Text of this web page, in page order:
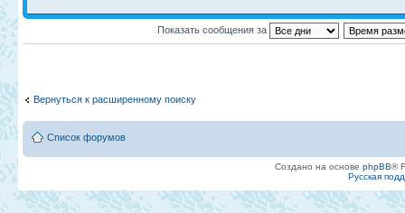
Показать сообщения за
Вернуться к расширенному поиску
Список форумов
Создано на основе phpBB®
Русская